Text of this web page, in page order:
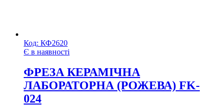
Код: КФ2620
Є в наявності
ФРЕЗА КЕРАМІЧНА
ЛАБОРАТОРНА (РОЖЕВА) FK-
024